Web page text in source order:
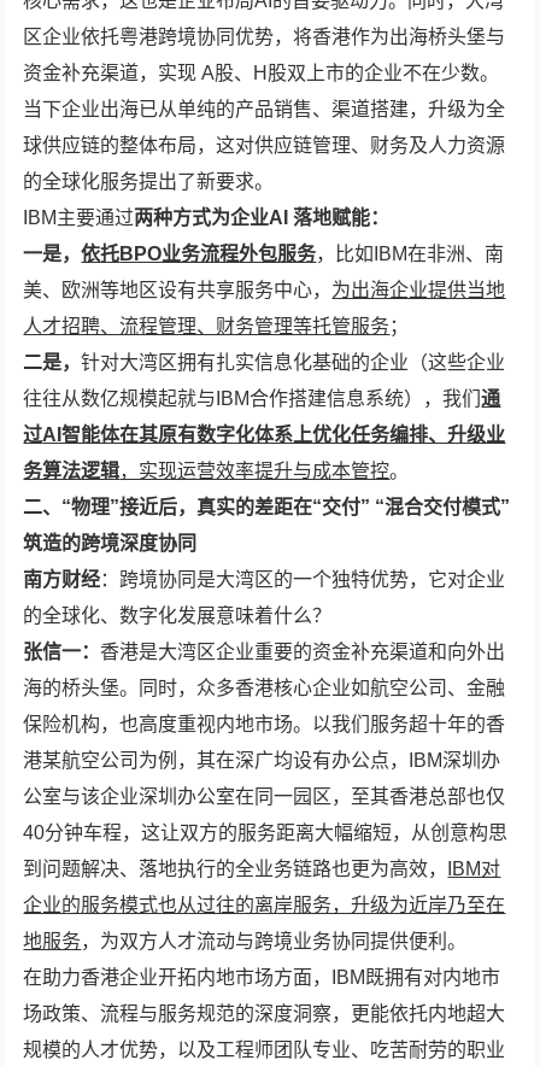
区企业依托粤港跨境协同优势，将香港作为出海桥头堡与
资金补充渠道，实现 A股、H股双上市的企业不在少数。
当下企业出海已从单纯的产品销售、渠道搭建，升级为全
球供应链的整体布局，这对供应链管理、财务及人力资源
的全球化服务提出了新要求。
IBM主要通过两种方式为企业AI 落地赋能：
一是，依托BPO业务流程外包服务，比如IBM在非洲、南
美、欧洲等地区设有共享服务中心， 为出海企业提供当地
人才招聘、流程管理、财务管理等托管服务；
二是，针对大湾区拥有扎实信息化基础的企业（这些企业
往往从数亿规模起就与IBM合作搭建信息系统），我们通
过AI智能体在其原有数字化体系上优化任务编排、升级业
务算法逻辑，实现运营效率提升与成本管控。
二、 “物理”接近后， 真实的差距在“交付” “混合交付模式”
筑造的跨境深度协同
南方财经：跨境协同是大湾区的一个独特优势，它对企业
的全球化、数字化发展意味着什么？
张信一： 香港是大湾区企业重要的资金补充渠道和向外出
海的桥头堡。同时，众多香港核心企业如航空公司、金融
保险机构，也高度重视内地市场。以我们服务超十年的香
港某航空公司为例，其在深广均设有办公点，IBM深圳办
公室与该企业深圳办公室在同一园区，至其香港总部也仅
40分钟车程，这让双方的服务距离大幅缩短，从创意构思
到问题解决、落地执行的全业务链路也更为高效，
IBM对
企业的服务模式也从过往的离岸服务，升级为近岸乃至在
地服务，为双方人才流动与跨境业务协同提供便利。
在助力香港企业开拓内地市场方面，IBM既拥有对内地市
场政策、流程与服务规范的深度洞察，更能依托内地超大
规模的人才优势，以及工程师团队专业、吃苦耐劳的职业